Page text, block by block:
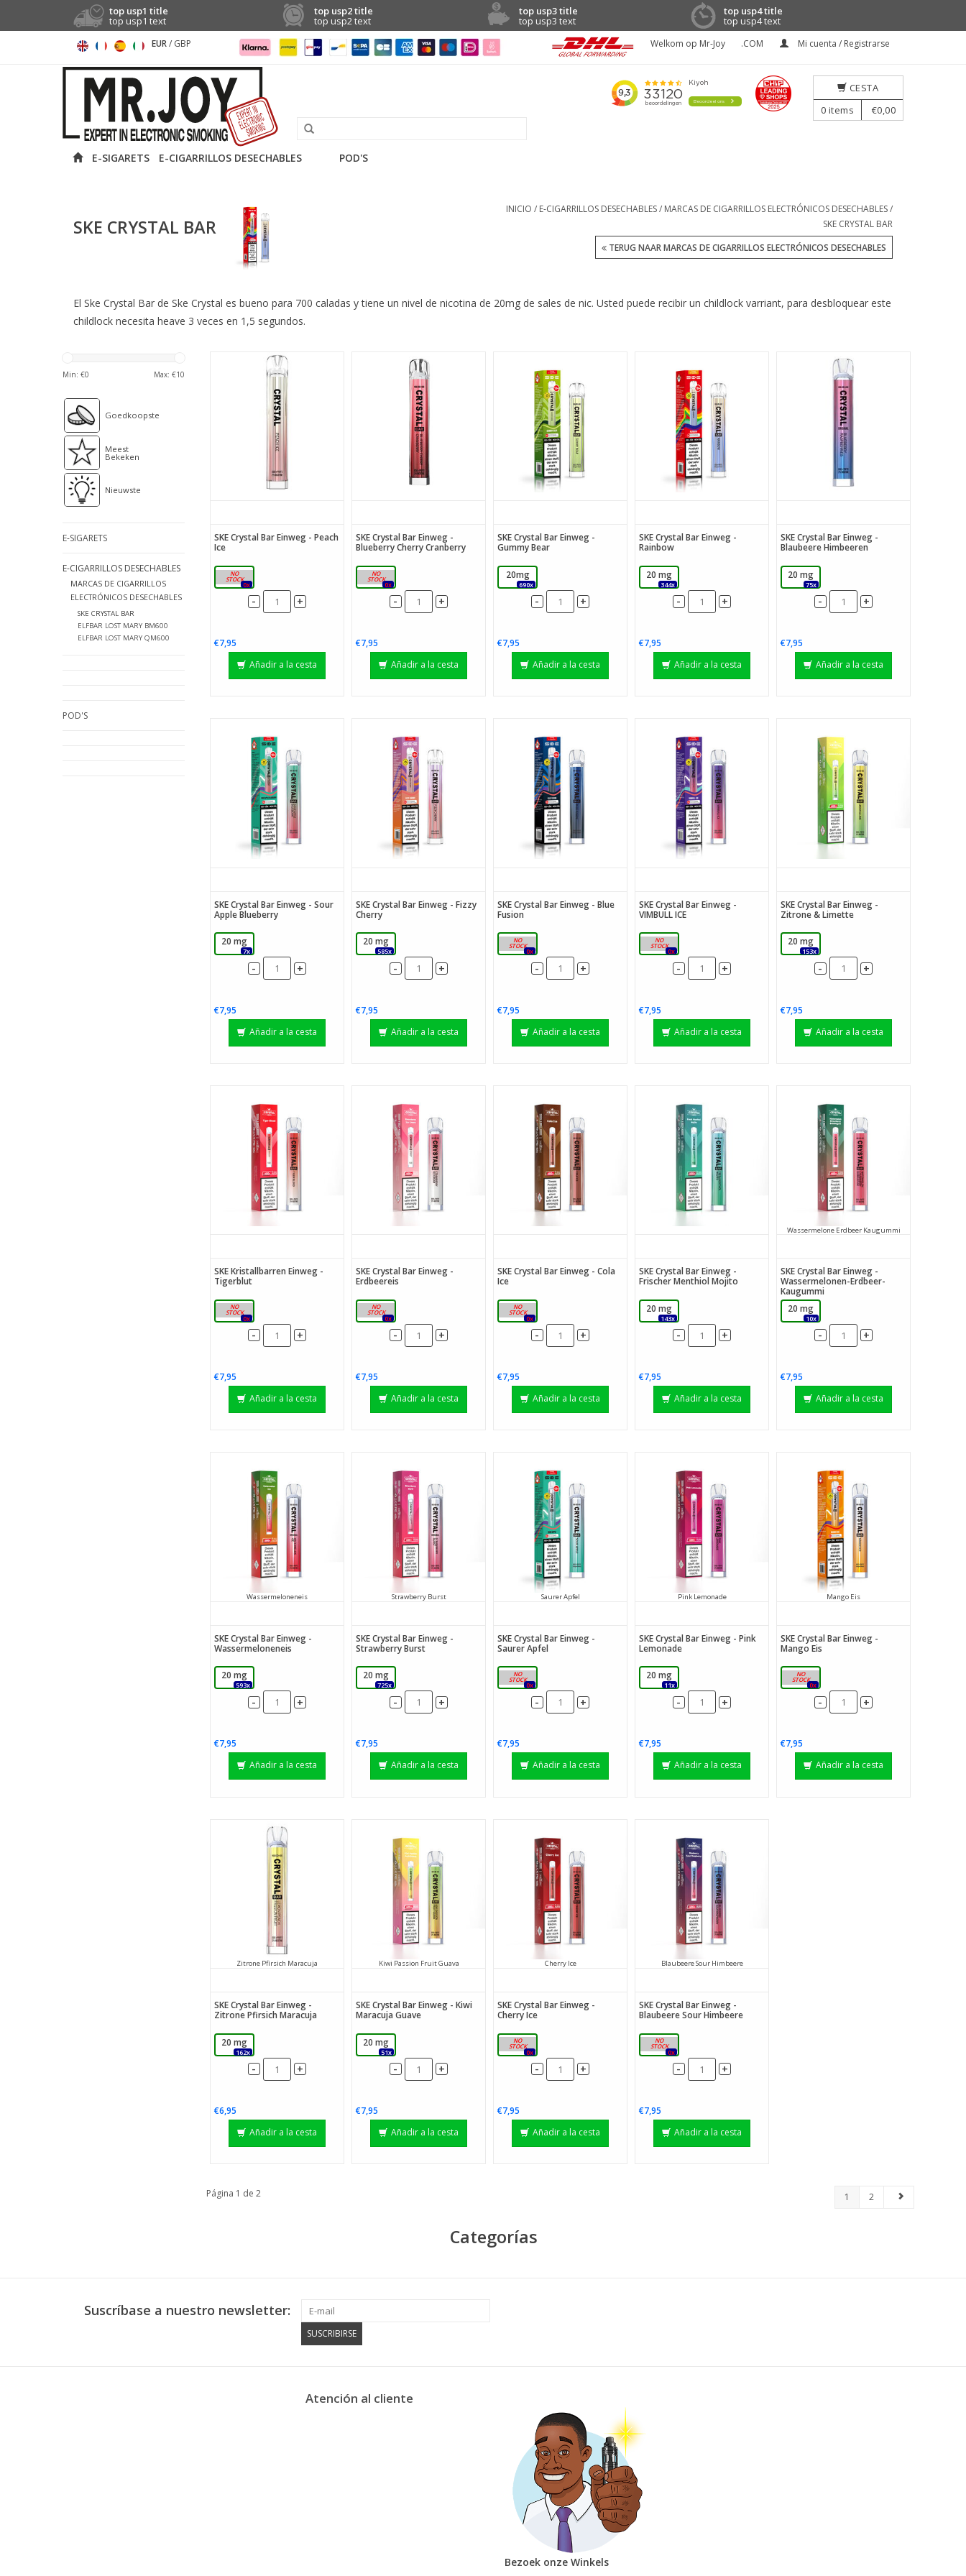
top usp1 title
top usp1 text
top usp2 title
top usp2 text
top usp3 title
top usp3 text
top usp4 title
top usp4 text
EUR/ GBP Welkom op Mr-Joy .COM Mi cuenta / Registrarse
E-SIGARETS E-CIGARRILLOS DESECHABLES POD'S
CESTA
0 items €0,00
SKE CRYSTAL BAR
INICIO / E-CIGARRILLOS DESECHABLES/ MARCAS DE CIGARRILLOS ELECTRÓNICOS DESECHABLES/
SKE CRYSTAL BAR
TERUG NAAR MARCAS DE CIGARRILLOS ELECTRÓNICOS DESECHABLES
El Ske Crystal Bar de Ske Crystal es bueno para 700 caladas y tiene un nivel de nicotina de 20mg de sales de nic. Usted puede recibir un childlock varriant, para desbloquear este
childlock necesita heave 3 veces en 1,5 segundos.
Min: €0 Max: €10
Goedkoopste
Meest
Bekeken
Nieuwste
E-SIGARETS
E-CIGARRILLOS DESECHABLES
MARCAS DE CIGARRILLOS
ELECTRÓNICOS DESECHABLES
SKE CRYSTAL BAR
ELFBAR LOST MARY BM600
ELFBAR LOST MARY QM600
POD'S
SKE Crystal Bar Einweg - Peach
Ice
20mg
0x
- +
€7,95
Añadir a la cesta
SKE Crystal Bar Einweg -
Blueberry Cherry Cranberry
20mg
0x
- +
€7,95
Añadir a la cesta
SKE Crystal Bar Einweg -
Gummy Bear
20mg
690x
- +
€7,95
Añadir a la cesta
SKE Crystal Bar Einweg -
Rainbow
20 mg
344x
- +
€7,95
Añadir a la cesta
SKE Crystal Bar Einweg -
Blaubeere Himbeeren
20 mg
75x
- +
€7,95
Añadir a la cesta
SKE Crystal Bar Einweg - Sour
Apple Blueberry
20 mg
7x
- +
€7,95
Añadir a la cesta
SKE Crystal Bar Einweg - Fizzy
Cherry
20 mg
585x
- +
€7,95
Añadir a la cesta
SKE Crystal Bar Einweg - Blue
Fusion
20 mg
0x
- +
€7,95
Añadir a la cesta
SKE Crystal Bar Einweg -
VIMBULL ICE
20 mg
0x
- +
€7,95
Añadir a la cesta
SKE Crystal Bar Einweg -
Zitrone & Limette
20 mg
153x
- +
€7,95
Añadir a la cesta
SKE Kristallbarren Einweg -
Tigerblut
20 mg
0x
- +
€7,95
Añadir a la cesta
SKE Crystal Bar Einweg -
Erdbeereis
20 mg
0x
- +
€7,95
Añadir a la cesta
SKE Crystal Bar Einweg - Cola
Ice
20 mg
0x
- +
€7,95
Añadir a la cesta
SKE Crystal Bar Einweg -
Frischer Menthiol Mojito
20 mg
143x
- +
€7,95
Añadir a la cesta
Wassermelone Erdbeer Kaugummi
SKE Crystal Bar Einweg -
Wassermelonen-Erdbeer-
Kaugummi
20 mg
10x
- +
€7,95
Añadir a la cesta
Wassermeloneneis
SKE Crystal Bar Einweg -
Wassermeloneneis
20 mg
593x
- +
€7,95
Añadir a la cesta
Strawberry Burst
SKE Crystal Bar Einweg -
Strawberry Burst
20 mg
725x
- +
€7,95
Añadir a la cesta
Saurer Apfel
SKE Crystal Bar Einweg -
Saurer Apfel
20 mg
0x
- +
€7,95
Añadir a la cesta
Pink Lemonade
SKE Crystal Bar Einweg - Pink
Lemonade
20 mg
11x
- +
€7,95
Añadir a la cesta
Mango Eis
SKE Crystal Bar Einweg -
Mango Eis
20 mg
0x
- +
€7,95
Añadir a la cesta
Zitrone Pfirsich Maracuja
SKE Crystal Bar Einweg -
Zitrone Pfirsich Maracuja
20 mg
162x
- +
€6,95
Añadir a la cesta
Kiwi Passion Fruit Guava
SKE Crystal Bar Einweg - Kiwi
Maracuja Guave
20 mg
51x
- +
€7,95
Añadir a la cesta
Cherry Ice
SKE Crystal Bar Einweg -
Cherry Ice
20 mg
0x
- +
€7,95
Añadir a la cesta
Blaubeere Sour Himbeere
SKE Crystal Bar Einweg -
Blaubeere Sour Himbeere
20 mg
0x
- +
€7,95
Añadir a la cesta
Página 1 de 2 1 2
Categorías
Suscríbase a nuestro newsletter:
SUSCRIBIRSE
Atención al cliente
Bezoek onze Winkels